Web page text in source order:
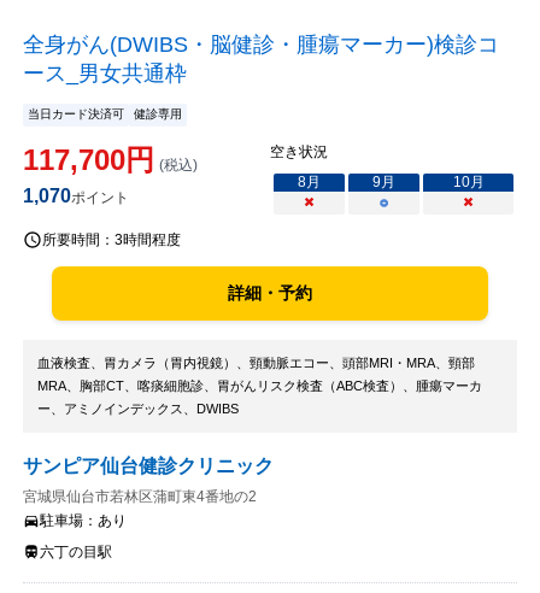
全身がん(DWIBS・脳健診・腫瘍マーカー)検診コ
ース_男女共通枠
当日カード決済可 健診専用
117,700円 (税込)
1,070ポイント
空き状況
8月 9月 10月
×
○ ×
所要時間： 3時間程度
詳細・予約
血液検査、胃カメラ（胃内視鏡）、頸動脈エコー、頭部MRI・MRA、頸部
MRA、胸部CT、喀痰細胞診、胃がんリスク検査（ABC検査）、腫瘍マーカ
ー、アミノインデックス、DWIBS
サンピア仙台健診クリニック
宮城県仙台市若林区蒲町東4番地の2
駐車場： あり
六丁の目駅